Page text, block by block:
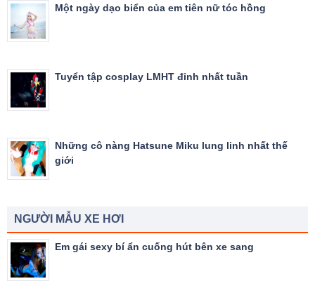
Một ngày dạo biển của em tiên nữ tóc hồng
Tuyển tập cosplay LMHT đỉnh nhất tuần
Những cô nàng Hatsune Miku lung linh nhất thế
giới
NGƯỜI MẪU XE HƠI
Em gái sexy bí ẩn cuống hút bên xe sang